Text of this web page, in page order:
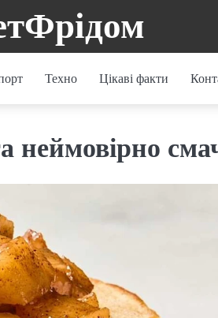
Техно Цікаві факти
неймовірно